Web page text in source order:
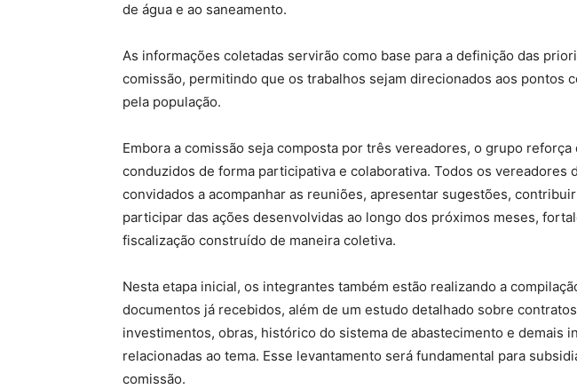
de água e ao saneamento.
As informações coletadas servirão como base para a definição das
comissão, permitindo que os trabalhos sejam direcionados aos pontos
pela população.
Embora a comissão seja composta por três vereadores, o grupo
conduzidos de forma participativa e colaborativa. Todos os vereadores
convidados a acompanhar as reuniões, apresentar sugestões,
participar das ações desenvolvidas ao longo dos próximos meses,
fiscalização construído de maneira coletiva.
Nesta etapa inicial, os integrantes também estão realizando a
documentos já recebidos, além de um estudo detalhado sobre
investimentos, obras, histórico do sistema de abastecimento e demais
relacionadas ao tema. Esse levantamento será fundamental para
comissão.